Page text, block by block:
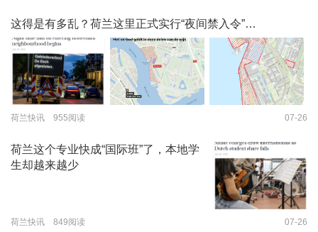
这得是有多乱？荷兰这里正式实行“夜间禁入令”…
荷兰快讯 955阅读 07-26
荷兰这个专业快成“国际班”了，本地学
生却越来越少
荷兰快讯 849阅读 07-26